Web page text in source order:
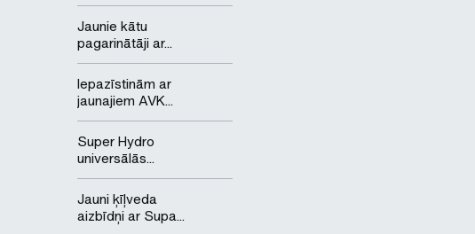
Jaunie kātu
pagarinātāji ar...
Iepazīstinām ar
jaunajiem AVK...
Super Hydro
universālās...
Jauni ķīļveda
aizbīdņi ar Supa...